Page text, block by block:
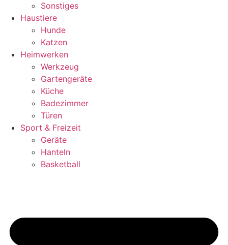
Sonstiges
Haustiere
Hunde
Katzen
Heimwerken
Werkzeug
Gartengeräte
Küche
Badezimmer
Türen
Sport & Freizeit
Geräte
Hanteln
Basketball